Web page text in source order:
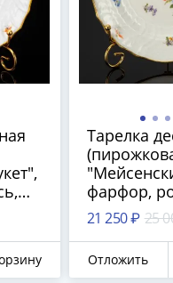
Тарелка
фарфор,
фарфор),
1910-1940
21 250 ₽ 25
Отложить